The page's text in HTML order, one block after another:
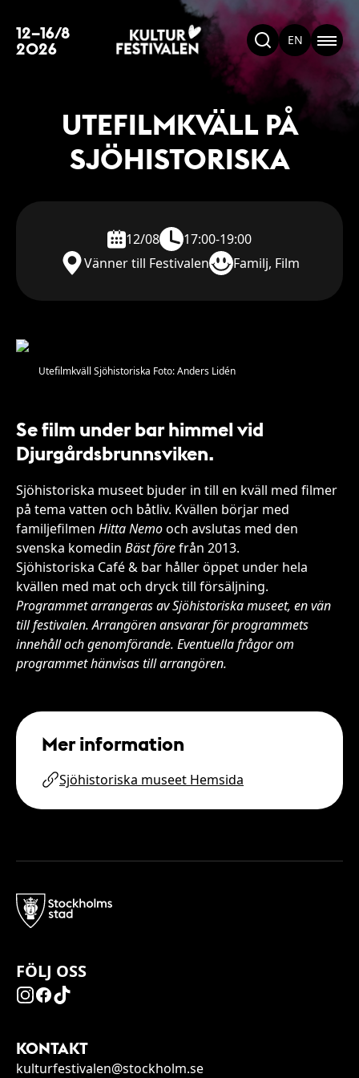
12–16/8
2026 EN
UTEFILMKVÄLL PÅ
SJÖHISTORISKA
12/08
17:00-19:00
Vänner till Festivalen
Familj, Film
Utefilmkväll Sjöhistoriska Foto: Anders Lidén
Se film under bar himmel vid
Djurgårdsbrunnsviken.
Sjöhistoriska museet bjuder in till en kväll med filmer
på tema vatten och båtliv. Kvällen börjar med
familjefilmen Hitta Nemooch avslutas med den
svenska komedin Bäst förefrån 2013.
Sjöhistoriska Café & bar håller öppet under hela
kvällen med mat och dryck till försäljning.
Programmet arrangeras av Sjöhistoriska museet, en vän
till festivalen. Arrangören ansvarar för programmets
innehåll och genomförande. Eventuella frågor om
programmet hänvisas till arrangören.
Mer information
Sjöhistoriska museet Hemsida
FÖLJ OSS
KONTAKT
kulturfestivalen@stockholm.se